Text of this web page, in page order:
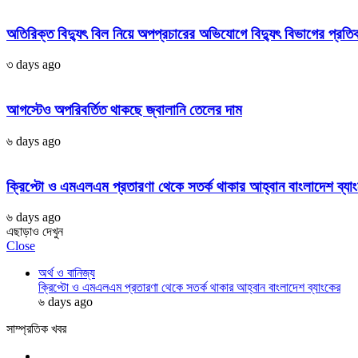
অতিরিক্ত বিদ্যুৎ বিল নিয়ে অপপ্রচারের অভিযোগে বিদ্যুৎ বিভাগের
৩ days ago
আগস্টেও অপরিবর্তিত থাকছে জ্বালানি তেলের দাম
৬ days ago
ক্রিপ্টো ও এমএলএম প্রতারণা থেকে সতর্ক থাকার আহ্বান বাংলাদেশ
৬ days ago
এছাড়াও দেখুন
Close
অর্থ ও বানিজ্য
ক্রিপ্টো ও এমএলএম প্রতারণা থেকে সতর্ক থাকার আহ্বান বাংলাদেশ ব্যাংকের
৬ days ago
সাম্প্রতিক খবর